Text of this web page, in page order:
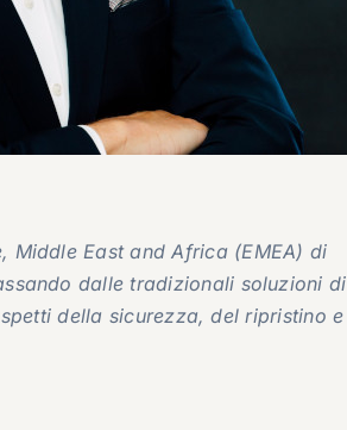
Middle East and Africa (EMEA) di
dalle tradizionali soluzioni di
della sicurezza, del ripristino e